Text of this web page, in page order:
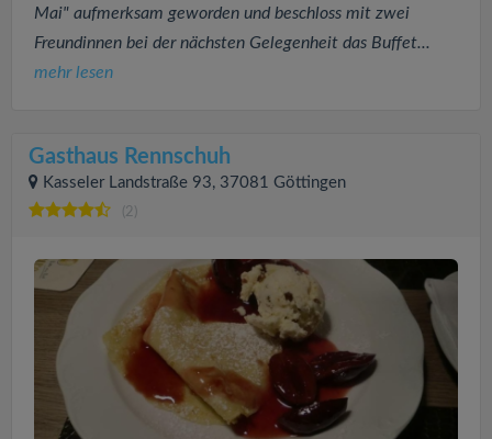
Mai" aufmerksam geworden und beschloss mit zwei
Freundinnen bei der nächsten Gelegenheit das Buffet...
mehr lesen
Gasthaus Rennschuh
Kasseler Landstraße 93, 37081 Göttingen
(2)